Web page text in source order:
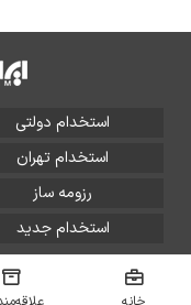
استخدام دولتی
استخدام تهران
رزومه ساز
استخدام جدید
تمامی حقوق
گونه